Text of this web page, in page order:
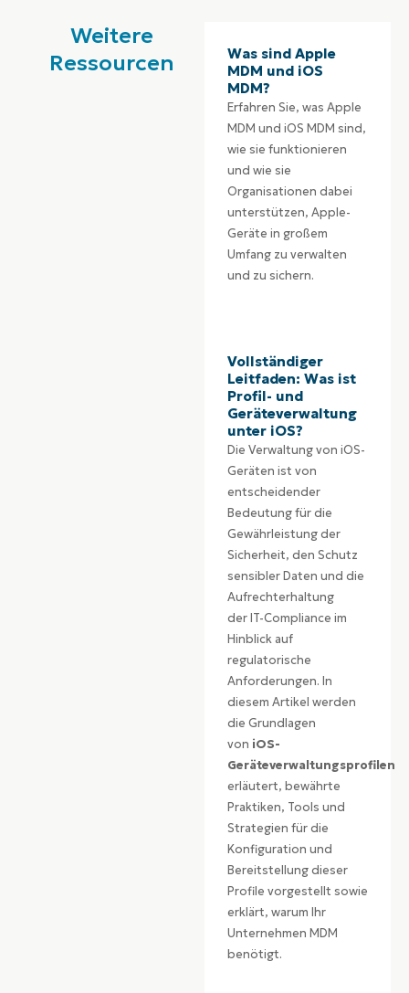
Weitere
Ressourcen
Was sind Apple
MDM und iOS
MDM?
Erfahren Sie, was Apple
MDM und iOS MDM sind,
wie sie funktionieren
und wie sie
Organisationen dabei
unterstützen, Apple-
Geräte in großem
Umfang zu verwalten
und zu sichern.
Vollständiger
Leitfaden: Was ist
Profil- und
Geräteverwaltung
unter iOS?
Die Verwaltung von iOS-
Geräten ist von
entscheidender
Bedeutung für die
Gewährleistung der
Sicherheit, den Schutz
sensibler Daten und die
Aufrechterhaltung
der IT-Compliance im
Hinblick auf
regulatorische
Anforderungen. In
diesem Artikel werden
die Grundlagen
von iOS-
Geräteverwaltungsprofilen
erläutert, bewährte
Praktiken, Tools und
Strategien für die
Konfiguration und
Bereitstellung dieser
Profile vorgestellt sowie
erklärt, warum Ihr
Unternehmen MDM
benötigt.